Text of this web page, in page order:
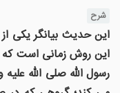
شرح
این حدیث بیانگر یکی
این روش زمانی است که
رسول الله صلی الله